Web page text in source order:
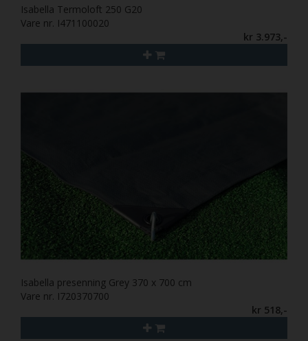
Isabella Termoloft 250 G20
Vare nr. I471100020
kr 3.973,-
Isabella presenning Grey 370 x 700 cm
Vare nr. I720370700
kr 518,-